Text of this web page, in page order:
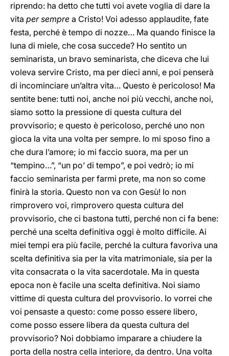
riprendo: ha detto che tutti voi avete voglia di dare la
vita per sempre a Cristo! Voi adesso applaudite, fate
festa, perché è tempo di nozze… Ma quando finisce la
luna di miele, che cosa succede? Ho sentito un
seminarista, un bravo seminarista, che diceva che lui
voleva servire Cristo, ma per dieci anni, e poi penserà
di incominciare un’altra vita… Questo è pericoloso! Ma
sentite bene: tutti noi, anche noi più vecchi, anche noi,
siamo sotto la pressione di questa cultura del
provvisorio; e questo è pericoloso, perché uno non
gioca la vita una volta per sempre. Io mi sposo fino a
che dura l’amore; io mi faccio suora, ma per un
“tempino…”, “un po’ di tempo”, e poi vedrò; io mi
faccio seminarista per farmi prete, ma non so come
finirà la storia. Questo non va con Gesù! Io non
rimprovero voi, rimprovero questa cultura del
provvisorio, che ci bastona tutti, perché non ci fa bene:
perché una scelta definitiva oggi è molto difficile. Ai
miei tempi era più facile, perché la cultura favoriva una
scelta definitiva sia per la vita matrimoniale, sia per la
vita consacrata o la vita sacerdotale. Ma in questa
epoca non è facile una scelta definitiva. Noi siamo
vittime di questa cultura del provvisorio. Io vorrei che
voi pensaste a questo: come posso essere libero,
come posso essere libera da questa cultura del
provvisorio? Noi dobbiamo imparare a chiudere la
porta della nostra cella interiore, da dentro. Una volta